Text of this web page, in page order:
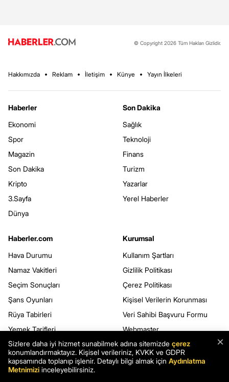
© Copyright 2026 Tüm Hakları Gizlidir.
Hakkımızda Reklam İletişim Künye Yayın İlkeleri
Haberler
Ekonomi
Spor
Magazin
Son Dakika
Kripto
3.Sayfa
Dünya
Son Dakika
Sağlık
Teknoloji
Finans
Turizm
Yazarlar
Yerel Haberler
Haberler.com
Hava Durumu
Namaz Vakitleri
Seçim Sonuçları
Şans Oyunları
Rüya Tabirleri
Yemek Tarifleri
Kurumsal
Kullanım Şartları
Gizlilik Politikası
Çerez Politikası
Kişisel Verilerin Korunması
Veri Sahibi Başvuru Formu
Webmaster
Mobil Uygulamalar
RSS
×
Sizlere daha iyi hizmet sunabilmek adına sitemizde çerez
konumlandırmaktayız. Kişisel verileriniz, KVKK ve GDPR
kapsamında toplanıp işlenir. Detaylı bilgi almak için Aydınlatma
Metnimizi inceleyebilirsiniz.